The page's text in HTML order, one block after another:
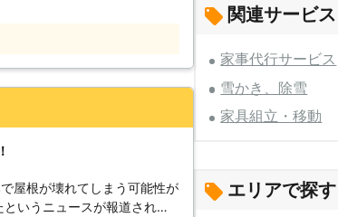
を行わないと、雪の重みで
合の除雪中に転落して大怪我
ります。 私達は雪国にある
木の雪囲いなども行っており
と、経験豊富な職人と共
らも、一所懸命にがんばりま
屋根が壊れてしまう可能性が
いうニュースが報道される
関連サービス
家事代行サービス
雪かき、除雪
家具組立・移動
エリアで探す